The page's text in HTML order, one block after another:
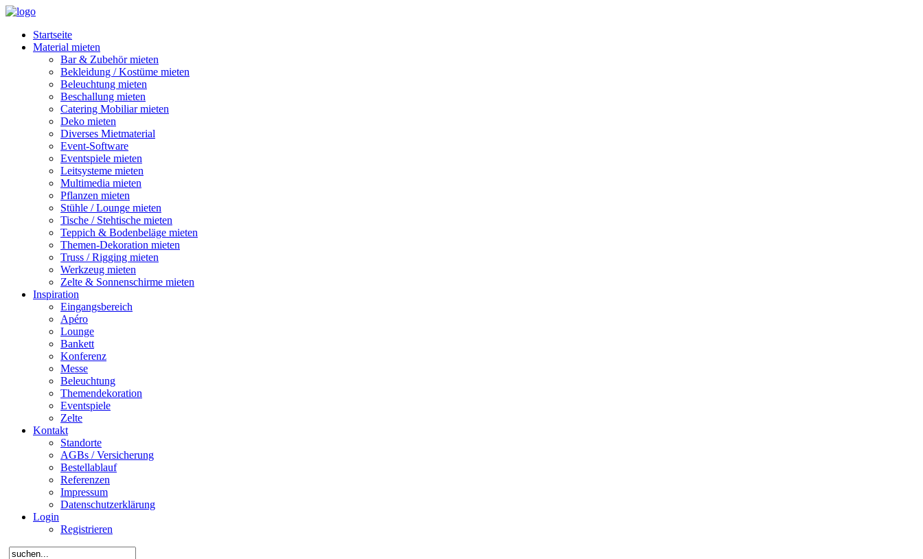
Startseite
Material mieten
Bar & Zubehör mieten
Bekleidung / Kostüme mieten
Beleuchtung mieten
Beschallung mieten
Catering Mobiliar mieten
Deko mieten
Diverses Mietmaterial
Event-Software
Eventspiele mieten
Leitsysteme mieten
Multimedia mieten
Pflanzen mieten
Stühle / Lounge mieten
Tische / Stehtische mieten
Teppich & Bodenbeläge mieten
Themen-Dekoration mieten
Truss / Rigging mieten
Werkzeug mieten
Zelte & Sonnenschirme mieten
Inspiration
Eingangsbereich
Apéro
Lounge
Bankett
Konferenz
Messe
Beleuchtung
Themendekoration
Eventspiele
Zelte
Kontakt
Standorte
AGBs / Versicherung
Bestellablauf
Referenzen
Impressum
Datenschutzerklärung
Login
Registrieren